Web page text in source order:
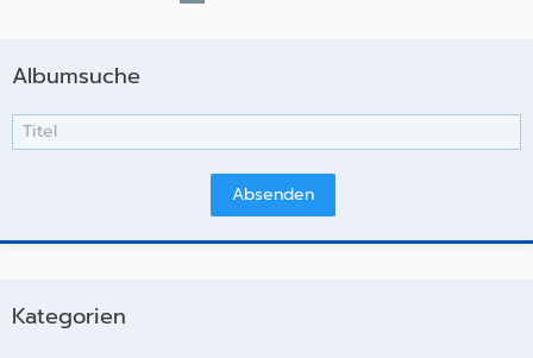
Albumsuche
Kategorien